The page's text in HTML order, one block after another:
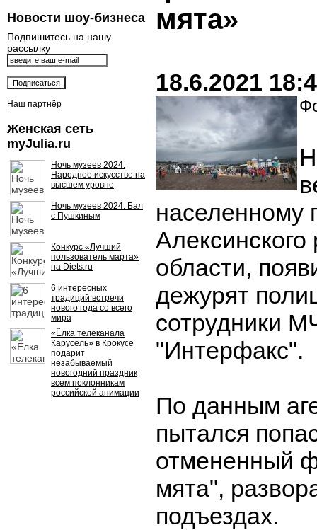
Новости шоу-бизнеса
Подпишитесь на нашу
рассылку
Наш партнёр
Женская сеть
myJulia.ru
Ночь музеев 2024.
Народное искусство на
высшем уровне
Ночь музеев 2024. Бал
с Пушкиным
Конкурс «Лучший
пользователь марта»
на Diets.ru
6 интересных
традиций встречи
нового года со всего
мира
«Ёлка телеканала
Карусель» в Крокусе
подарит
незабываемый
новогодний праздник
всем поклонникам
российской анимации
мята»
18.6.2021
населенному
области,
дежурят
сотрудники
"Интерфакс".
По данным
пытался
отмененный
мята",
подъездах.